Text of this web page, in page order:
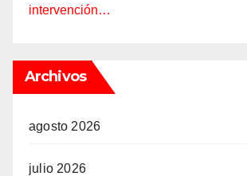
intervención…
Archivos
agosto 2026
julio 2026